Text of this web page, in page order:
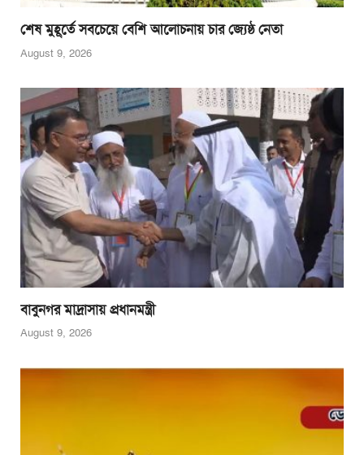
শেষ মুহূর্তে সবচেয়ে বেশি আলোচনায় চার জ্যেষ্ঠ নেতা
August 9, 2026
বাবুনগর মাদ্রাসায় প্রধানমন্ত্রী
August 9, 2026